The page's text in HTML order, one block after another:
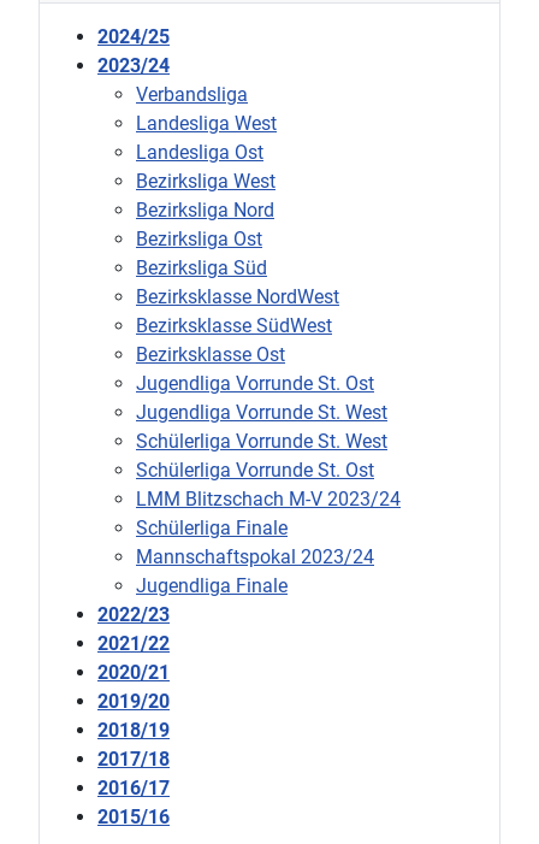
2024/25
2023/24
Verbandsliga
Landesliga West
Landesliga Ost
Bezirksliga West
Bezirksliga Nord
Bezirksliga Ost
Bezirksliga Süd
Bezirksklasse NordWest
Bezirksklasse SüdWest
Bezirksklasse Ost
Jugendliga Vorrunde St. Ost
Jugendliga Vorrunde St. West
Schülerliga Vorrunde St. West
Schülerliga Vorrunde St. Ost
LMM Blitzschach M-V 2023/24
Schülerliga Finale
Mannschaftspokal 2023/24
Jugendliga Finale
2022/23
2021/22
2020/21
2019/20
2018/19
2017/18
2016/17
2015/16